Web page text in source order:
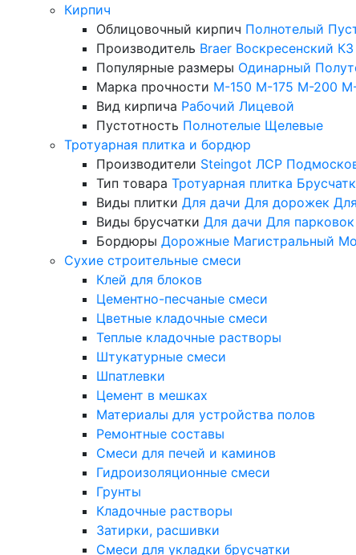
Кирпич
Облицовочный кирпич Полнотелый
Производитель Braer Воскресенский КЗ
Популярные размеры Одинарный
Марка прочности М-150 М-175 М-200
Вид кирпича Рабочий Лицевой
Пустотность Полнотелые Щелевые
Тротуарная плитка и бордюр
Производители Steingot ЛСР
Тип товара Тротуарная плитка
Виды плитки Для дачи Для дорожек
Виды брусчатки Для дачи Для парковок
Бордюры Дорожные Магистральный
Сухие строительные смеси
Клей для блоков
Цементно-песчаные смеси
Цветные кладочные смеси
Теплые кладочные растворы
Штукатурные смеси
Шпатлевки
Цемент в мешках
Материалы для устройства полов
Ремонтные составы
Смеси для печей и каминов
Гидроизоляционные смеси
Грунты
Кладочные растворы
Затирки, расшивки
Смеси для укладки брусчатки